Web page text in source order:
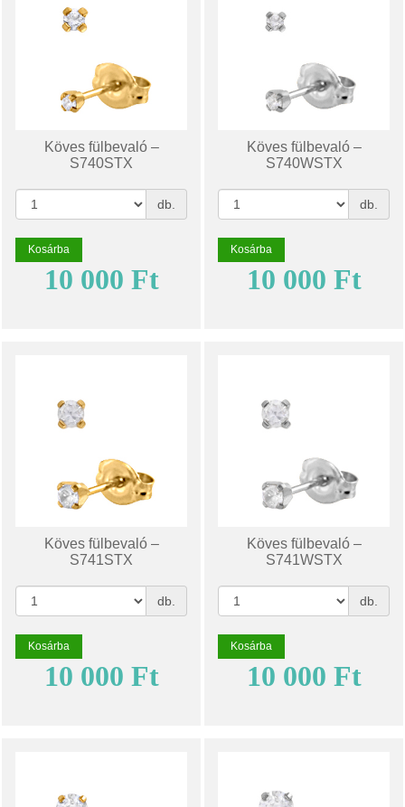
Köves fülbevaló –
S740STX
db.
Kosárba
10 000 Ft
Köves fülbevaló –
S740WSTX
db.
Kosárba
10 000 Ft
Köves fülbevaló –
S741STX
db.
Kosárba
10 000 Ft
Köves fülbevaló –
S741WSTX
db.
Kosárba
10 000 Ft